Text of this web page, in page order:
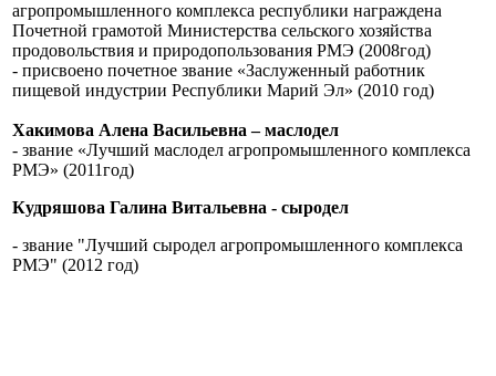
агропромышленного комплекса республики награждена
Почетной грамотой Министерства сельского хозяйства
продовольствия и природопользования РМЭ (2008год)
- присвоено почетное звание «Заслуженный работник
пищевой индустрии Республики Марий Эл» (2010 год)
Хакимова Алена Васильевна – маслодел
- звание «Лучший маслодел агропромышленного комплекса
РМЭ» (2011год)
Кудряшова Галина Витальевна - сыродел
- звание "Лучший сыродел агропромышленного комплекса
РМЭ" (2012 год)